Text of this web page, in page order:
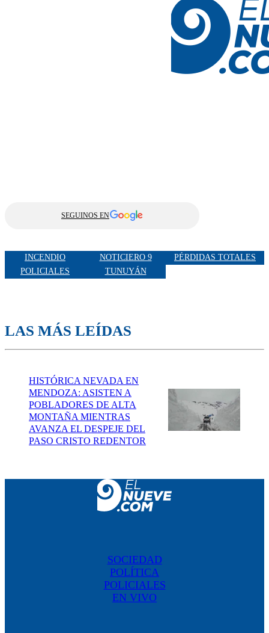
SEGUINOS EN
INCENDIO NOTICIERO 9
PÉRDIDAS TOTALES
POLICIALES
TUNUYÁN
LAS MÁS LEÍDAS
HISTÓRICA NEVADA EN
MENDOZA: ASISTEN A
POBLADORES DE ALTA
MONTAÑA MIENTRAS
AVANZA EL DESPEJE DEL
PASO CRISTO REDENTOR
SOCIEDAD
POLÍTICA
POLICIALES
EN VIVO